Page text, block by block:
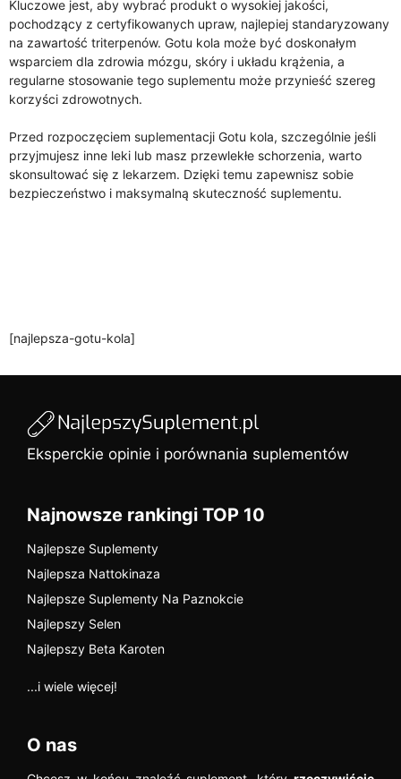
Kluczowe jest, aby wybrać produkt o wysokiej jakości,
pochodzący z certyfikowanych upraw, najlepiej standaryzowany
na zawartość triterpenów. Gotu kola może być doskonałym
wsparciem dla zdrowia mózgu, skóry i układu krążenia, a
regularne stosowanie tego suplementu może przynieść szereg
korzyści zdrowotnych.
Przed rozpoczęciem suplementacji Gotu kola, szczególnie jeśli
przyjmujesz inne leki lub masz przewlekłe schorzenia, warto
skonsultować się z lekarzem. Dzięki temu zapewnisz sobie
bezpieczeństwo i maksymalną skuteczność suplementu.
[najlepsza-gotu-kola]
Eksperckie opinie i porównania suplementów
Najnowsze rankingi TOP 10
Najlepsze Suplementy
Najlepsza Nattokinaza
Najlepsze Suplementy Na Paznokcie
Najlepszy Selen
Najlepszy Beta Karoten
...i wiele więcej!
O nas